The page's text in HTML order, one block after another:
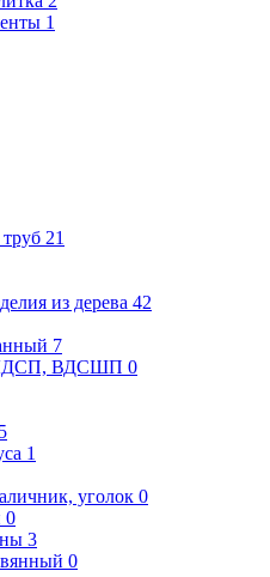
1
21
из дерева 42
7
ВДСШП 0
5
1
уголок 0
0
3
0